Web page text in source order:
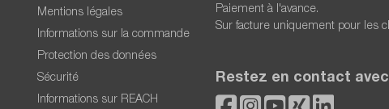
Mentions légales
Informations sur la commande
Protection des données
Sécurité
Informations sur REACH
Paiement à l'avance.
Sur facture uniquement pour les
Restez en contact